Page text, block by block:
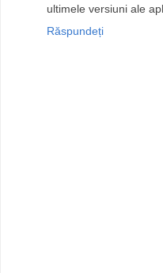
ultimele versiuni ale
Răspundeți